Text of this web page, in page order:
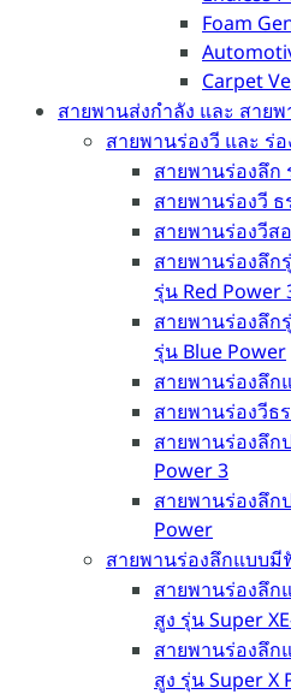
Foam
Carpet
สายพานส่งกำลัง และ สายพ
สายพานร่องวี และ ร่
สายพานร่องลึก
สายพานร่องวี
สายพานร่องวีส
สายพานร่องลึ
รุ่น Red Power
สายพานร่องลึ
รุ่น Blue Power
สายพานร่องลึก
สายพานร่องวีธ
สายพานร่องลึก
Power 3
สายพานร่องลึก
Power
สายพานร่องลึกแบบมี
สายพานร่องลึ
สูง รุ่น Super
สายพานร่องลึ
สูง รุ่น Super X